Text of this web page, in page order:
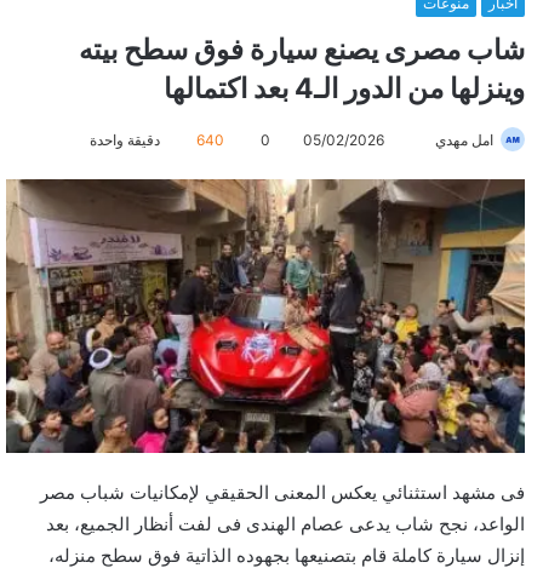
شاب مصرى يصنع سيارة فوق سطح بيته
وينزلها من الدور الـ4 بعد اكتمالها
امل مهدي
س
ل
ب
ي
د
ا
إ
ت
ر
05/02/2026
0
640 دقيقة واحدة
فى مشهد استثنائي يعكس المعنى الحقيقي لإمكانيات شباب مصر
الواعد، نجح شاب يدعى عصام الهندى فى لفت أنظار الجميع، بعد
إنزال سيارة كاملة قام بتصنيعها بجهوده الذاتية فوق سطح منزله،